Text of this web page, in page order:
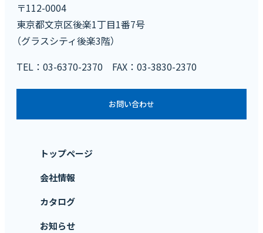
〒112-0004
東京都文京区後楽1丁目1番7号
（グラスシティ後楽3階）
TEL：03-6370-2370 FAX：03-3830-2370
お問い合わせ
トップページ
会社情報
カタログ
お知らせ